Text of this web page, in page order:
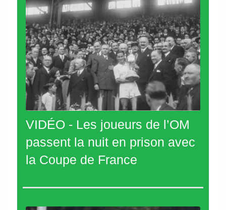
VIDÉO - Les joueurs de l’OM
passent la nuit en prison avec
la Coupe de France